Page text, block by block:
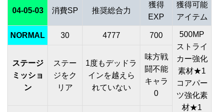
04-05-03 消費SP 推奨総合力
獲得
EXP
獲得可能
アイテム
NORMAL 30 4777 700
500MP
ストライ
カー強化
素材★1
コアパー
ツ強化素
材★1
ステージ
ミッショ
ン
ステー
ジをク
リア
1度もデッドラ
インを越えら
れていない
味方戦
闘不能
キャラ
0